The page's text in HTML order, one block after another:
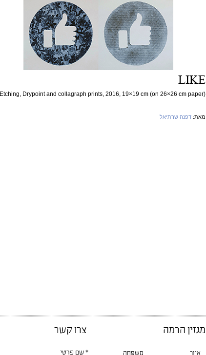
LIKE
Etching, Drypoint and collagraph prints, 2016, 19×19 cm (on 26×26 cm paper)
מאת: דפנה שרתיאל
מגזין הרמה צרו קשר
איור משפחה * שם פרטי